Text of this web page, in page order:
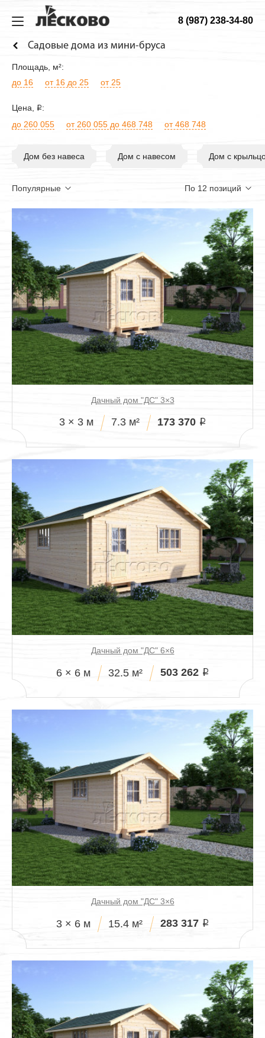
ИЗ МИНИБРУСА
Бани
Домики для детей
Навесы для машин
Павильоны
ДОМА
Дачные
ТЕХНОЛОГИЯ
Материалы
Сборка дома
О КОМПАНИИ
Строительство
8 (987) 238-34-80
Садовые дома из мини-бруса
Площадь , м²:
до 16
от 16 до 25 от 25
Цена i:
до 260 055
от 260 055 до 468 748 от 468 748
Дом без навеса Дом с навесом Дом с
Дачный дом "ДС" 3×3
3 × 3 м 7.3 м² 173 370 i
Дачный дом "ДС" 6×6
6 × 6 м 32.5 м² 503 262 i
Дачный дом "ДС" 3×6
3 × 6 м 15.4 м² 283 317 i